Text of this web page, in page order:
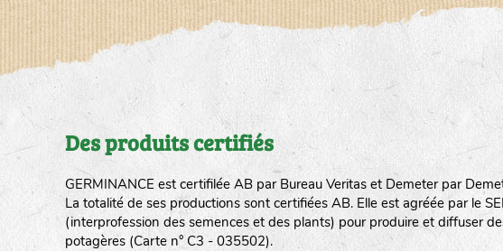
Des produits certifiés
GERMINANCE est certifilée AB par Bureau Veritas et Demeter par
La totalité de ses productions sont certifiées AB. Elle est agréée par le
(interprofession des semences et des plants) pour produire et diffuser
potagères (Carte n° C3 - 035502).